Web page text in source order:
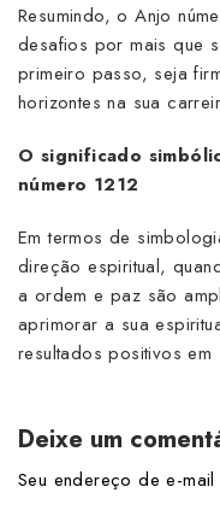
Resumindo, o Anjo
desafios por mais que
primeiro passo, seja
horizontes na sua
O significado
número 1212
Em termos de
direção espiritual,
a ordem e paz são
aprimorar a sua
resultados positivos em
Deixe um
Seu endereço de e-